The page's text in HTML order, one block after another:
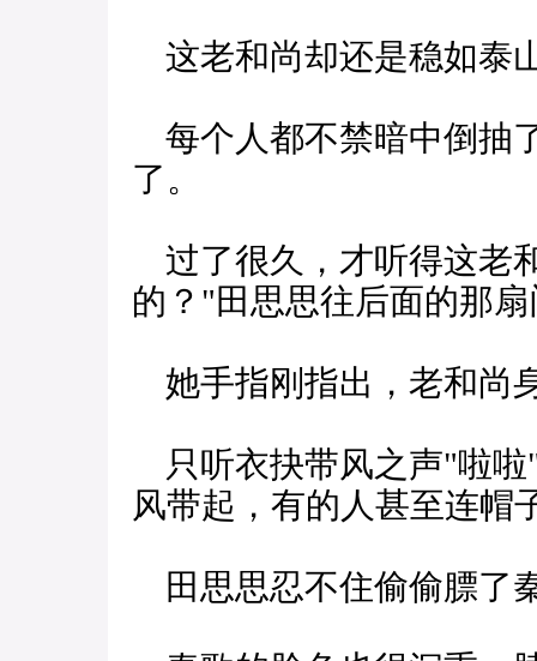
这老和尚却还是稳如泰
每个人都不禁暗中倒抽
了。
过了很久，才听得这老
的？"田思思往后面的那
她手指刚指出，老和尚
只听衣抉带风之声"啦啦
风带起，有的人甚至连帽
田思思忍不住偷偷膘了